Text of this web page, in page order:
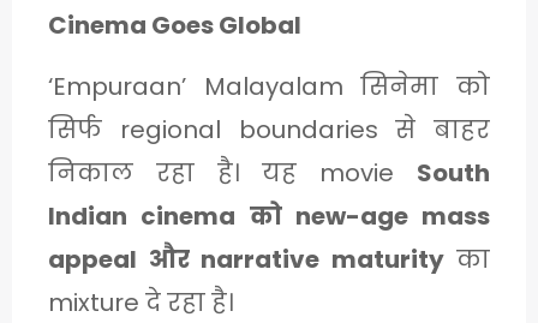
Cinema Goes Global
‘Empuraan’ Malayalam सिनेमा को
सिर्फ regional boundaries से बाहर
निकाल रहा है। यह movie South
Indian cinema को new-age mass
appeal और narrative maturityका
mixture दे रहा है।